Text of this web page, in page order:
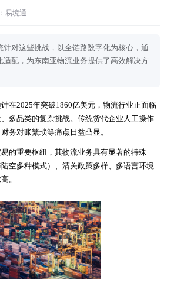
易境通
针对这些挑战，以全链路数字化为核心，通
适配，为东南亚物流业务提供了高效解决方
在2025年突破1860亿美元，物流行业正面临
多品类的复杂挑战。传统货代企业人工操作
务对账繁琐等痛点日益凸显。
的重要枢纽，其物流业务具有显著的特殊
空多种模式）、清关政策多样、多语言环境
。